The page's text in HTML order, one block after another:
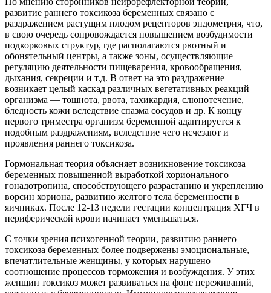
развитие раннего токсикоза беременных связано с
раздражением растущим плодом рецепторов эндометрия, что,
в свою очередь сопровождается повышением возбудимости
подкорковых структур, где располагаются рвотный и
обонятельный центры, а также зоны, осуществляющие
регуляцию деятельности пищеварения, кровообращения,
дыхания, секреции и т.д. В ответ на это раздражение
возникает целый каскад различных вегетативных реакций
организма — тошнота, рвота, тахикардия, слюнотечение,
бледность кожи вследствие спазма сосудов и др. К концу
первого триместра организм беременной адаптируется к
подобным раздражениям, вследствие чего исчезают и
проявления раннего токсикоза.
Гормональная теория объясняет возникновение токсикоза
беременных повышенной выработкой хорионального
гонадотропина, способствующего разрастанию и укреплению
ворсин хориона, развитию желтого тела беременности в
яичниках. После 12-13 недели гестации концентрация ХГЧ в
периферической крови начинает уменьшаться.
С точки зрения психогенной теории, развитию раннего
токсикоза беременных более подвержены эмоциональные,
впечатлительные женщины, у которых нарушено
соотношение процессов торможения и возбуждения. У этих
женщин токсикоз может развиваться на фоне переживаний,